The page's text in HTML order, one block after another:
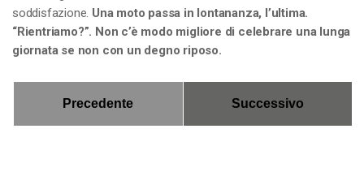
soddisfazione. Una moto passa in lontananza, l’ultima.
“Rientriamo?”. Non c’è modo migliore di celebrare una lunga
giornata se non con un degno riposo.
Precedente Successivo